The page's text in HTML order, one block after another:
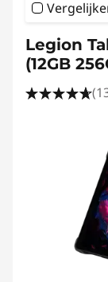
Legion
(12GB